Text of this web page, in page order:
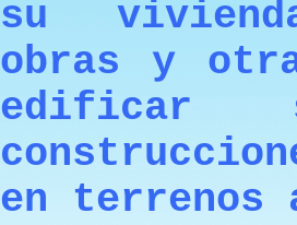
su
obras y
edificar
en terrenos